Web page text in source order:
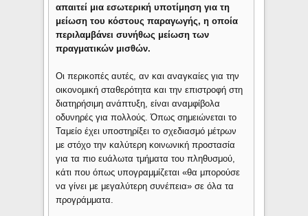
απαιτεί μια εσωτερική υποτίμηση για τη
μείωση του κόστους παραγωγής, η οποία
περιλαμβάνει συνήθως μείωση των
πραγματικών μισθών.
Οι περικοπές αυτές, αν και αναγκαίες για την
οικονομική σταθερότητα και την επιστροφή στη
διατηρήσιμη ανάπτυξη, είναι αναμφίβολα
οδυνηρές για πολλούς. Όπως σημειώνεται το
Ταμείο έχει υποστηρίξει το σχεδιασμό μέτρων
με στόχο την καλύτερη κοινωνική προστασία
για τα πιο ευάλωτα τμήματα του πληθυσμού,
κάτι που όπως υπογραμμίζεται «θα μπορούσε
να γίνει με μεγαλύτερη συνέπεια» σε όλα τα
προγράμματα.